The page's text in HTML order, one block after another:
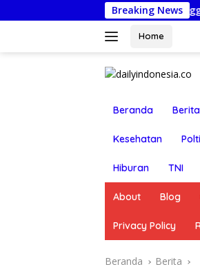
ke
Breaking News
Nonjobkan Anggota Reskrim Polsek
Home
Beranda Berita
Kesehatan
Hiburan TNI
About Blog
Privacy Policy
Beranda Berita